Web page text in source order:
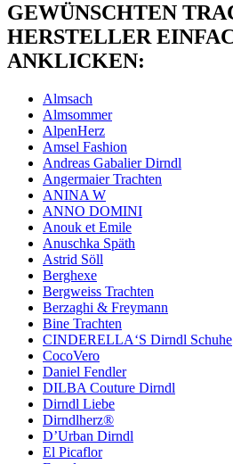
GEWÜNSCHTEN
HERSTELLER
ANKLICKEN:
Almsach
Almsommer
AlpenHerz
Amsel Fashion
Andreas Gabalier Dirndl
Angermaier Trachten
ANINA W
ANNO DOMINI
Anouk et Emile
Anuschka Späth
Astrid Söll
Berghexe
Bergweiss Trachten
Berzaghi & Freymann
Bine Trachten
CINDERELLA‘S Dirndl Schuhe
CocoVero
Daniel Fendler
DILBA Couture Dirndl
Dirndl Liebe
Dirndlherz®
D’Urban Dirndl
El Picaflor